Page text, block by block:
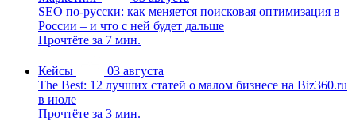
SEO по-русски: как меняется поисковая оптимизация в
России – и что с ней будет дальше
Прочтёте за 7 мин.
Кейсы
03 августа
The Best: 12 лучших статей о малом бизнесе на Biz360.ru
в июле
Прочтёте за 3 мин.